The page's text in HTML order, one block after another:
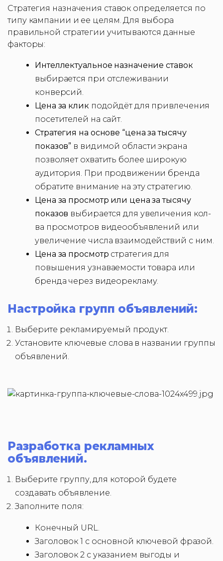
Стратегия назначения ставок определяется по
типу кампании и ее целям. Для выбора
правильной стратегии учитываются данные
факторы:
Интеллектуальное назначение ставок
выбирается при отслеживании
конверсий.
Цена за клик подойдёт для привлечения
посетителей на сайт.
Стратегия на основе “цена за тысячу
показов” в видимой области экрана
позволяет охватить более широкую
аудитория. При продвижении бренда
обратите внимание на эту стратегию.
Цена за просмотр или цена за тысячу
показов выбирается для увеличения кол-
ва просмотров видеообъявлений или
увеличение числа взаимодействий с ним.
Цена за просмотр стратегия для
повышения узнаваемости товара или
бренда через видеорекламу.
Настройка групп объявлений:
Выберите рекламируемый продукт.
Установите ключевые слова в названии группы
объявлений.
Разработка рекламных
объявлений.
Выберите группу, для которой будете
создавать объявление.
Заполните поля:
Конечный URL.
Заголовок 1 с основной ключевой фразой.
Заголовок 2 с указанием выгоды и